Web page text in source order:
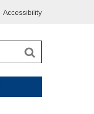
Accessibility